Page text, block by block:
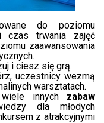
do poziomu
czas trwania zajęć
zaawansowania
i ciesz się grą.​
uczestnicy wezmą
warsztatach.
innych zabaw
dla młodych
z atrakcyjnymi